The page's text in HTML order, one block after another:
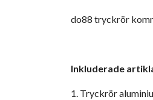
do88 tryckrör
Inkluderade
1. Tryckrör